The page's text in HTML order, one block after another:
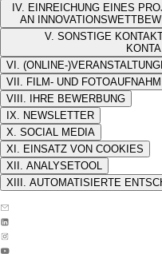
IV. EINREICHUNG EINES
AN
V. SONSTIGE
VI. (ONLINE-
VII. FILM- UND
VIII. IHRE BEWERBUNG
IX. NEWSLETTER
X. SOCIAL MEDIA
XI. EINSATZ VON COOKIES
XII. ANALYSETOOL
XIII. AUTOMATISIERTE